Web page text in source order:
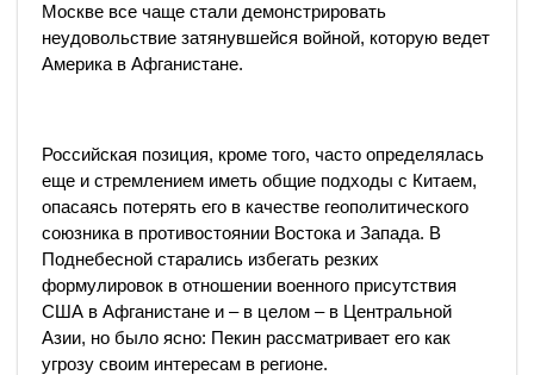
Москве все чаще стали демонстрировать
неудовольствие затянувшейся войной, которую ведет
Америка в Афганистане.
Российская позиция, кроме того, часто определялась
еще и стремлением иметь общие подходы с Китаем,
опасаясь потерять его в качестве геополитического
союзника в противостоянии Востока и Запада. В
Поднебесной старались избегать резких
формулировок в отношении военного присутствия
США в Афганистане и – в целом – в Центральной
Азии, но было ясно: Пекин рассматривает его как
угрозу своим интересам в регионе.